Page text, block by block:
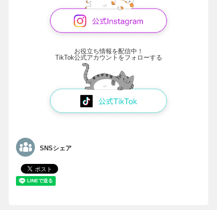
お役立ち情報を配信中！
TikTok公式アカウントをフォローする
SNSシェア